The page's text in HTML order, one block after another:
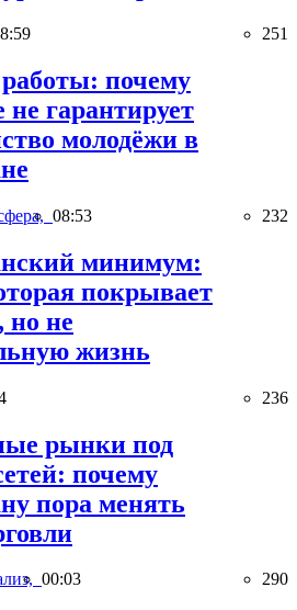
251
почему
не гарантирует
молодёжи в
08:53 232
минимум:
покрывает
не
жизнь
236
рынки под
почему
пора менять
00:03 290